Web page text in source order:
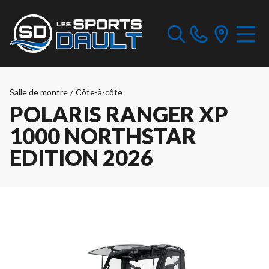
Salle de montre / Côte-à-côte
POLARIS RANGER XP
1000 NORTHSTAR
EDITION 2026